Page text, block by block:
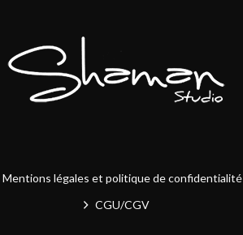
Mentions légales et politique de confidentialité
CGU/CGV